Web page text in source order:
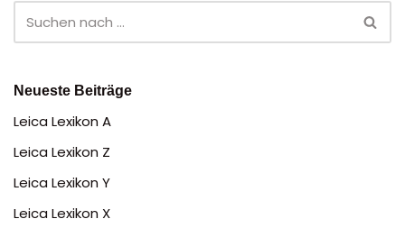
Neueste Beiträge
Leica Lexikon A
Leica Lexikon Z
Leica Lexikon Y
Leica Lexikon X